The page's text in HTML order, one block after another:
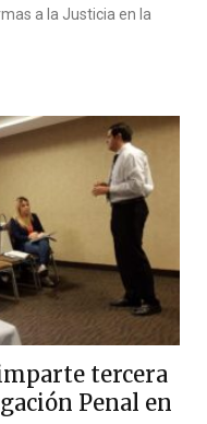
a la Justicia en la
tercera
Penal en